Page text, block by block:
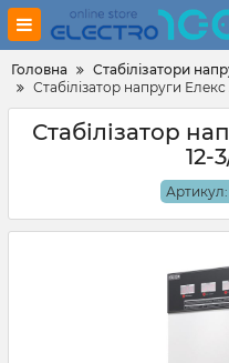
Головна
Стабілізатори
Стабілізатор напруги
Стабілізатор
12-
Артикул: